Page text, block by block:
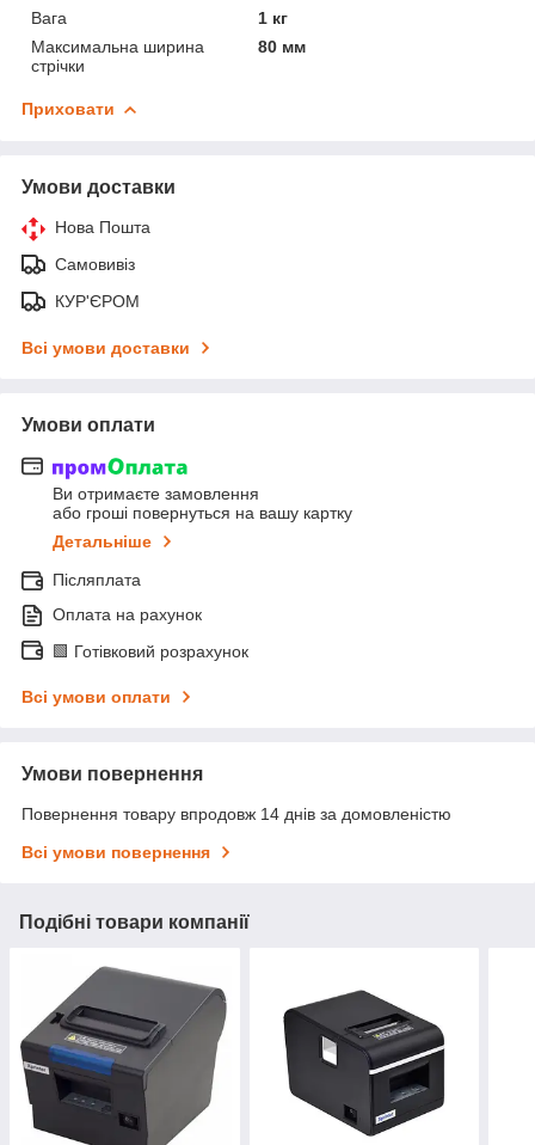
Вага
1 кг
Максимальна ширина
стрічки
80 мм
Приховати
Умови доставки
Нова Пошта
Самовивіз
КУР'ЄРОМ
Всі умови доставки
Умови оплати
Ви отримаєте замовлення
або гроші повернуться на вашу картку
Детальніше
Післяплата
Оплата на рахунок
🟩 Готівковий розрахунок
Всі умови оплати
Умови повернення
Повернення товару впродовж 14 днів за домовленістю
Всі умови повернення
Подібні товари компанії